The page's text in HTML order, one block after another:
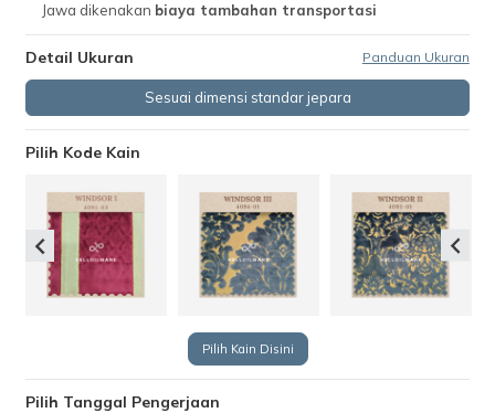
Jawa dikenakan biaya tambahan transportasi
Detail Ukuran Panduan Ukuran
Sesuai dimensi standar jepara
Pilih Kode Kain
Pilih Kain Disini
Pilih Tanggal Pengerjaan